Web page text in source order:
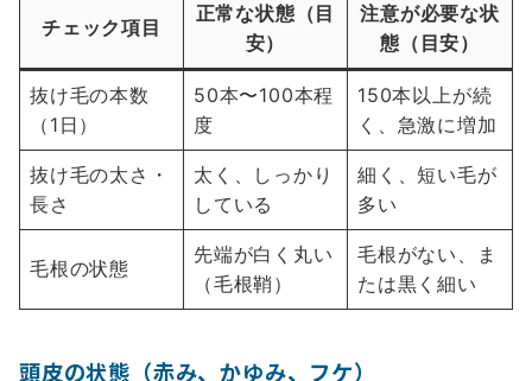
チェック項目
正常な状態（目
安）
注意が必要な状
態（目安）
抜け毛の本数
（1日）
50本〜100本程
度
150本以上が続
く、急激に増加
抜け毛の太さ・
長さ
太く、しっかり
している
細く、短い毛が
多い
毛根の状態
先端が白く丸い
（毛根鞘）
毛根がない、ま
たは黒く細い
頭皮の状態（赤み、かゆみ、フケ）